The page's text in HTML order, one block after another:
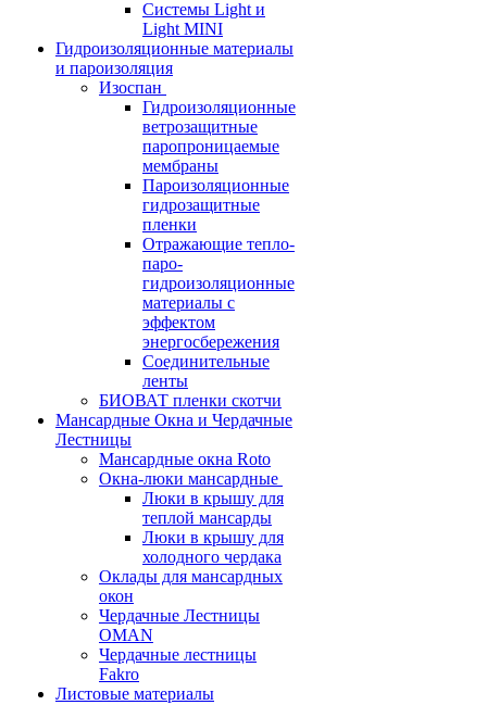
Системы Light и
Light MINI
Гидроизоляционные материалы
и пароизоляция
Изоспан
Гидроизоляционные
ветрозащитные
паропроницаемые
мембраны
Пароизоляционные
гидрозащитные
пленки
Отражающие тепло-
паро-
гидроизоляционные
материалы с
эффектом
энергосбережения
Соединительные
ленты
БИОВАТ пленки скотчи
Мансардные Окна и Чердачные
Лестницы
Мансардные окна Roto
Окна-люки мансардные
Люки в крышу для
теплой мансарды
Люки в крышу для
холодного чердака
Оклады для мансардных
окон
Чердачные Лестницы
OMAN
Чердачные лестницы
Fakro
Листовые материалы